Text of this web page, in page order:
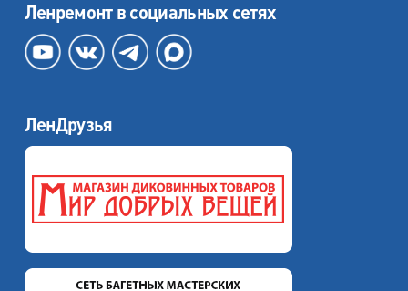
Ленремонт в социальных сетях
ЛенДрузья